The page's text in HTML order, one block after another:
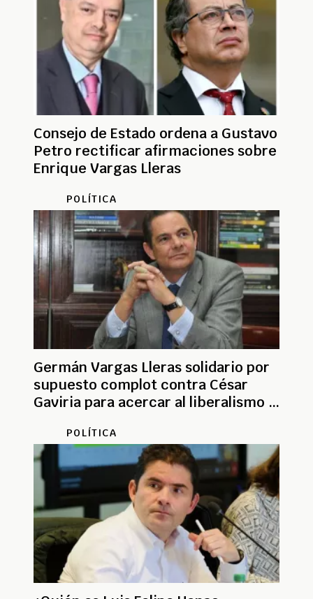
Consejo de Estado ordena a Gustavo
Petro rectificar afirmaciones sobre
Enrique Vargas Lleras
POLÍTICA
Germán Vargas Lleras solidario por
supuesto complot contra César
Gaviria para acercar al liberalismo al
POLÍTICA